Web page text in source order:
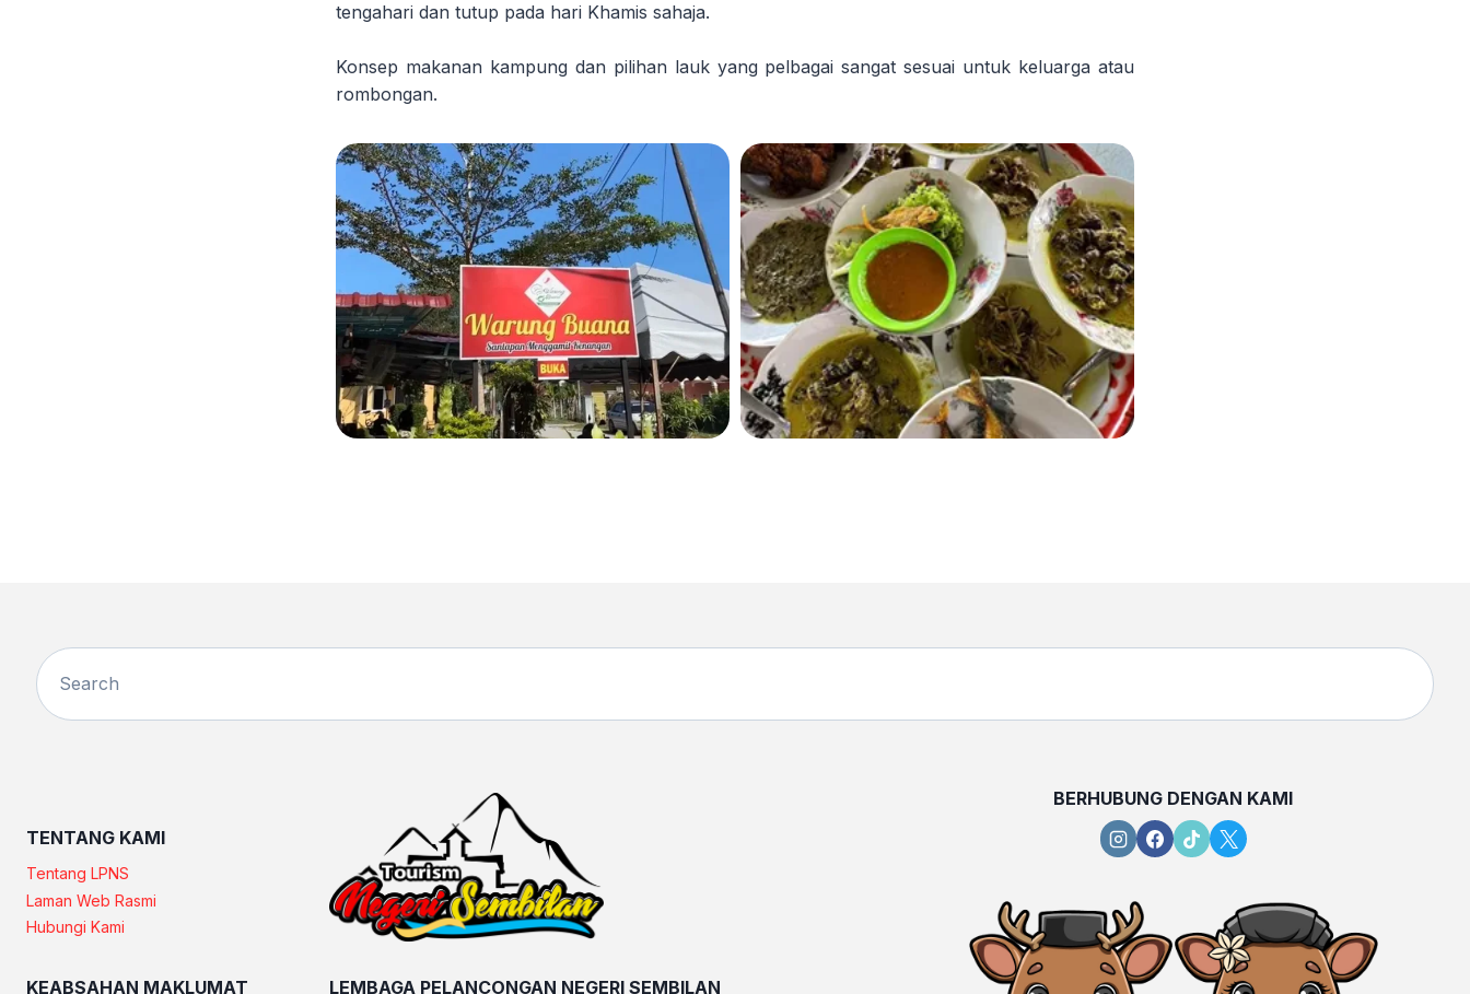
tengahari dan tutup pada hari Khamis sahaja.
Konsep makanan kampung dan pilihan lauk yang pelbagai sangat sesuai untuk keluarga atau
rombongan.
TENTANG KAMI
Tentang LPNS
Laman Web Rasmi
Hubungi Kami
KEABSAHAN MAKLUMAT LEMBAGA PELANCONGAN NEGERI SEMBILAN
BERHUBUNG DENGAN KAMI